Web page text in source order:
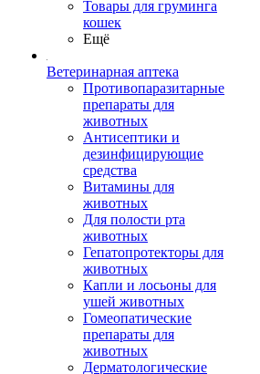
Товары для груминга
кошек
Ещё
Ветеринарная аптека
Противопаразитарные
препараты для
животных
Антисептики и
дезинфицирующие
средства
Витамины для
животных
Для полости рта
животных
Гепатопротекторы для
животных
Капли и лосьоны для
ушей животных
Гомеопатические
препараты для
животных
Дерматологические